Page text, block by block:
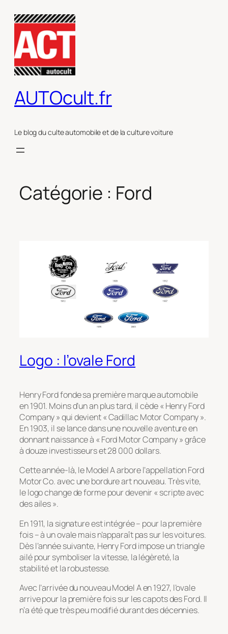
contenu
AUTOcult.fr
Le blog du culte automobile et de la culture voiture
Catégorie : Ford
Logo : l’ovale Ford
Henry Ford fonde sa première marque automobile
en 1901. Moins d’un an plus tard, il cède « Henry Ford
Company » qui devient « Cadillac Motor Company ».
En 1903, il se lance dans une nouvelle aventure en
donnant naissance à « Ford Motor Company » grâce
à douze investisseurs et 28 000 dollars.
Cette année-là, le Model A arbore l’appellation Ford
Motor Co. avec une bordure art nouveau. Très vite,
le logo change de forme pour devenir « scripte avec
des ailes ».
En 1911, la signature est intégrée – pour la première
fois – à un ovale mais n’apparaît pas sur les voitures.
Dès l’année suivante, Henry Ford impose un triangle
ailé pour symboliser la vitesse, la légèreté, la
stabilité et la robustesse.
Avec l’arrivée du nouveau Model A en 1927, l’ovale
arrive pour la première fois sur les capots des Ford. Il
n’a été que très peu modifié durant des décennies.